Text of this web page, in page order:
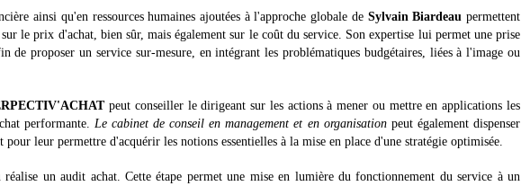
ainsi qu'en ressources humaines ajoutées à l'approche globale de Sylvain Biardeau permettent
le prix d'achat, bien sûr, mais également sur le coût du service. Son expertise lui permet une prise
de proposer un service sur-mesure, en intégrant les problématiques budgétaires, liées à l'image ou
peut conseiller le dirigeant sur les actions à mener ou mettre en applications les
performante. Le cabinet de conseil en management et en organisationpeut également dispenser
pour leur permettre d'acquérir les notions essentielles à la mise en place d'une stratégie optimisée.
un audit achat. Cette étape permet une mise en lumière du fonctionnement du service à un